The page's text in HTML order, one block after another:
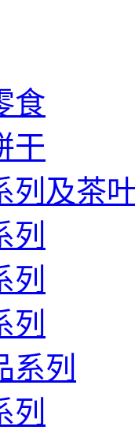
食
干
列及茶
列
列
列
系列
列